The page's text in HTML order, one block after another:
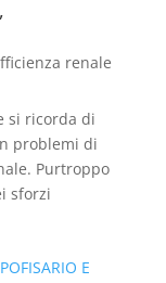
renale
si ricorda di
problemi di
Purtroppo
sforzi